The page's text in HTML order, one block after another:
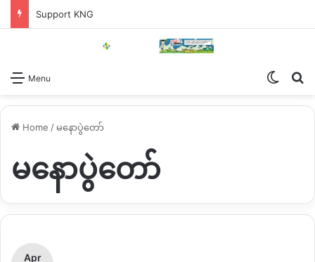
Support KNG
Menu
Home /မနောပွဲတော်
မနောပွဲတော်
Apr